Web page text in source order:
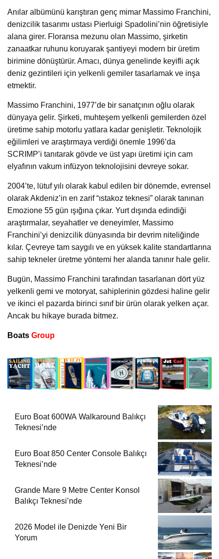
Anılar albümünü karıştıran genç mimar Massimo Franchini,
denizcilik tasarımı ustası Pierluigi Spadolini’nin öğretisiyle
alana girer. Floransa mezunu olan Massimo, şirketin
zanaatkar ruhunu koruyarak şantiyeyi modern bir üretim
birimine dönüştürür. Amacı, dünya genelinde keyifli açık
deniz gezintileri için yelkenli gemiler tasarlamak ve inşa
etmektir.
Massimo Franchini, 1977’de bir sanatçının oğlu olarak
dünyaya gelir. Şirketi, muhteşem yelkenli gemilerden özel
üretime sahip motorlu yatlara kadar genişletir. Teknolojik
eğilimleri ve araştırmaya verdiği önemle 1996’da
SCRIMP’i tanıtarak gövde ve üst yapı üretimi için cam
elyafının vakum infüzyon teknolojisini devreye sokar.
2004’te, lütuf yılı olarak kabul edilen bir dönemde, evrensel
olarak Akdeniz’in en zarif “ıstakoz teknesi” olarak tanınan
Emozione 55 gün ışığına çıkar. Yurt dışında edindiği
araştırmalar, seyahatler ve deneyimler, Massimo
Franchini’yi denizcilik dünyasında bir devrim niteliğinde
kılar. Çevreye tam saygılı ve en yüksek kalite standartlarına
sahip tekneler üretme yöntemi her alanda tanınır hale gelir.
Bugün, Massimo Franchini tarafından tasarlanan dört yüz
yelkenli gemi ve motoryat, sahiplerinin gözdesi haline gelir
ve ikinci el pazarda birinci sınıf bir ürün olarak yelken açar.
Ancak bu hikaye burada bitmez.
Boats Group
Euro Boat 600WA Walkaround Balıkçı
Teknesi’nde
Euro Boat 850 Center Console Balıkçı
Teknesi’nde
Grande Mare 9 Metre Center Konsol
Balıkçı Teknesi’nde
2026 Model ile Denizde Yeni Bir
Yorum